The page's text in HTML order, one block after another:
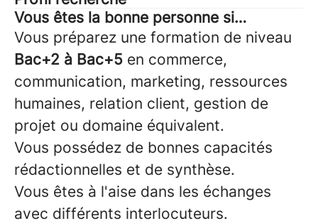
Vous êtes la bonne personne si…
Vous préparez une formation de niveau
Bac+2 à Bac+5 en commerce,
communication, marketing, ressources
humaines, relation client, gestion de
projet ou domaine équivalent.
Vous possédez de bonnes capacités
rédactionnelles et de synthèse.
Vous êtes à l'aise dans les échanges
avec différents interlocuteurs.